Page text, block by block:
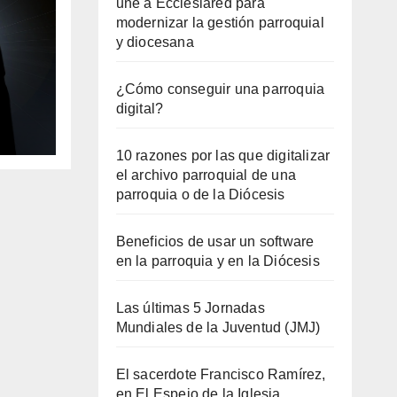
une a Ecclesiared para
modernizar la gestión parroquial
y diocesana
¿Cómo conseguir una parroquia
digital?
10 razones por las que digitalizar
el archivo parroquial de una
parroquia o de la Diócesis
Beneficios de usar un software
en la parroquia y en la Diócesis
Las últimas 5 Jornadas
Mundiales de la Juventud (JMJ)
El sacerdote Francisco Ramírez,
en El Espejo de la Iglesia